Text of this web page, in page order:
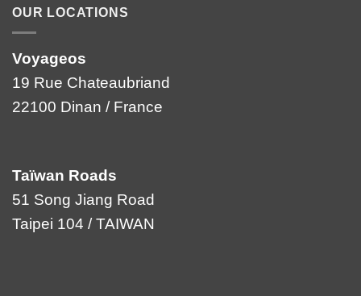
OUR LOCATIONS
Voyageos
19 Rue Chateaubriand
22100 Dinan / France
Taïwan Roads
51 Song Jiang Road
Taipei 104 / TAIWAN